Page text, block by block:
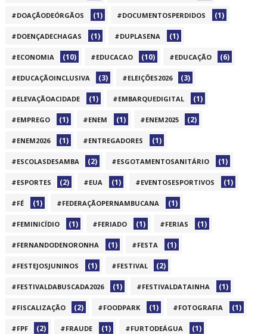
#DOAÇÃODEÓRGÃOS (1) #DOCUMENTOSPERDIDOS (1)
#DOENÇADECHAGAS (1) #DUPLASENA (1)
#ECONOMIA (10) #EDUCACAO (10) #EDUCAÇÃO (6)
#EDUCAÇÃOINCLUSIVA (3) #ELEIÇÕES2026 (3)
#ELEVAÇÃOACIDADE (1) #EMBARQUEDIGITAL (1)
#EMPREGO (1) #ENEM (1) #ENEM2025 (2)
#ENEM2026 (1) #ENTREGADORES (1)
#ESCOLASDESAMBA (2) #ESGOTAMENTOSANITÁRIO (1)
#ESPORTES (2) #EUA (1) #EVENTOSESPORTIVOS (1)
#FÉ (1) #FEDERAÇÃOPERNAMBUCANA (1)
#FEMINICÍDIO (1) #FERIADO (1) #FERIAS (1)
#FERNANDODENORONHA (1) #FESTA (1)
#FESTEJOSJUNINOS (1) #FESTIVAL (2)
#FESTIVALDABUSCADA2026 (1) #FESTIVALDATAINHA (1)
#FISCALIZAÇÃO (2) #FOODPARK (1) #FOTOGRAFIA (1)
#FPF (2) #FRAUDE (1) #FURTODEÁGUA (1)